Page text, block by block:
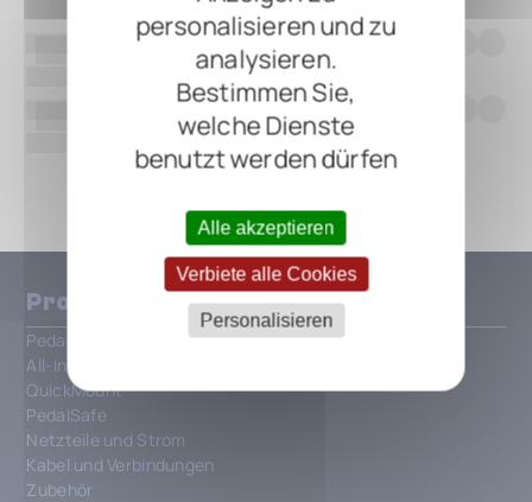
personalisieren und zu
analysieren.
Bestimmen Sie,
welche Dienste
benutzt werden dürfen
Alle akzeptieren
Verbiete alle Cookies
Personalisieren
Produkte
Pedalboards
All-In-One Patchbays
QuickMount
PedalSafe
Netzteile und Strom
Kabel und Verbindungen
Zubehör